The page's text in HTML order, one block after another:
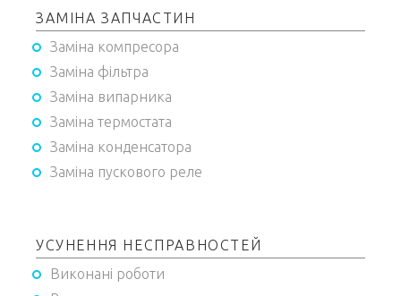
ЗАМІНА ЗАПЧАСТИН
Заміна компресора
Заміна фільтра
Заміна випарника
Заміна термостата
Заміна конденсатора
Заміна пускового реле
УСУНЕННЯ НЕСПРАВНОСТЕЙ
Виконані роботи